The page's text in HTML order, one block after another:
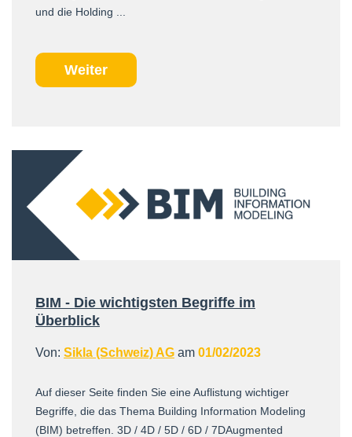
und die Holding ...
Weiter
BIM - Die wichtigsten Begriffe im
Überblick
Von: Sikla (Schweiz) AG am 01/02/2023
Auf dieser Seite finden Sie eine Auflistung wichtiger
Begriffe, die das Thema Building Information Modeling
(BIM) betreffen. 3D / 4D / 5D / 6D / 7DAugmented